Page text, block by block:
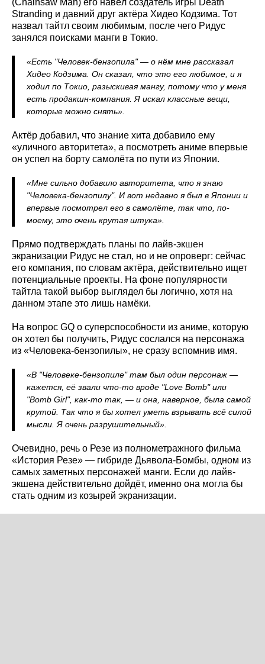
Stranding и давний друг актёра Хидео Кодзима. Тот
назвал тайтл своим любимым, после чего Ридус
занялся поисками манги в Токио.
«Есть "Человек-бензопила" — о нём мне рассказал
Хидео Кодзима. Он сказал, что это его любимое, и я
ходил по Токио, разыскивая мангу, потому что у меня
есть продакшн-компания. Я искал классные вещи,
которые можно снять».
Актёр добавил, что знание хита добавило ему
«уличного авторитета», а посмотреть аниме впервые
он успел на борту самолёта по пути из Японии.
«Мне сильно добавило авторитета, что я знаю
"Человека-бензопилу". И вот недавно я был в Японии и
впервые посмотрел его в самолёте, так что, по-
моему, это очень крутая штука».
Прямо подтверждать планы по лайв-экшен
экранизации Ридус не стал, но и не опроверг: сейчас
его компания, по словам актёра, действительно ищет
потенциальные проекты. На фоне популярности
тайтла такой выбор выглядел бы логично, хотя на
данном этапе это лишь намёки.
На вопрос GQ о суперспособности из аниме, которую
он хотел бы получить, Ридус сослался на персонажа
из «Человека-бензопилы», не сразу вспомнив имя.
«В "Человеке-бензопиле" там был один персонаж —
кажется, её звали что-то вроде "Love Bomb" или
"Bomb Girl", как-то так, — и она, наверное, была самой
крутой. Так что я бы хотел уметь взрывать всё силой
мысли. Я очень разрушительный».
Очевидно, речь о Резе из полнометражного фильма
«История Резе» — гибриде Дьявола-Бомбы, одном из
самых заметных персонажей манги. Если до лайв-
экшена действительно дойдёт, именно она могла бы
стать одним из козырей экранизации.